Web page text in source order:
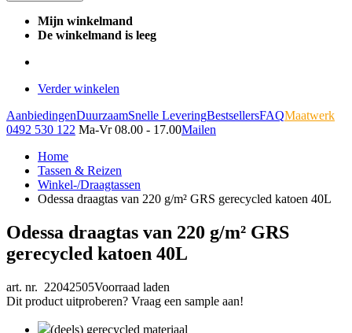
Mijn winkelmand
De winkelmand is leeg
Verder winkelen
AanbiedingenDuurzaamSnelle LeveringBestsellersFAQMaatwerk
0492 530 122 Ma-Vr 08.00 - 17.00Mailen
Home
Tassen & Reizen
Winkel-/Draagtassen
Odessa draagtas van 220 g/m² GRS gerecycled katoen 40L
Odessa draagtas van 220 g/m² GRS
gerecycled katoen 40L
art. nr. 22042505Voorraad laden
Dit product uitproberen? Vraag een sample aan!
(deels) gerecycled materiaal